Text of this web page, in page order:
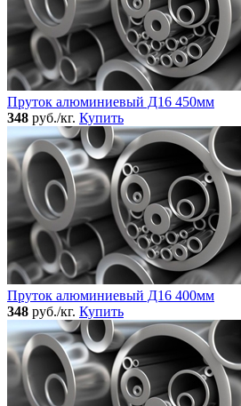
Пруток алюминиевый Д16 450мм
348 руб./кг. Купить
Пруток алюминиевый Д16 400мм
348 руб./кг. Купить